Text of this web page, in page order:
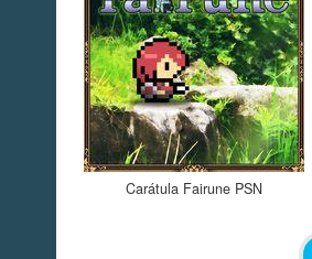
Carátula Fairune PSN